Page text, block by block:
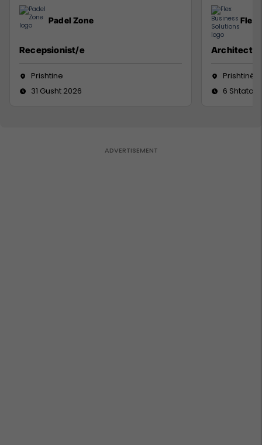
Padel Zone
Recepsionist/e
Prishtine
31 Gusht 2026
Flex
Architect
Prishtinë
6 Shtator